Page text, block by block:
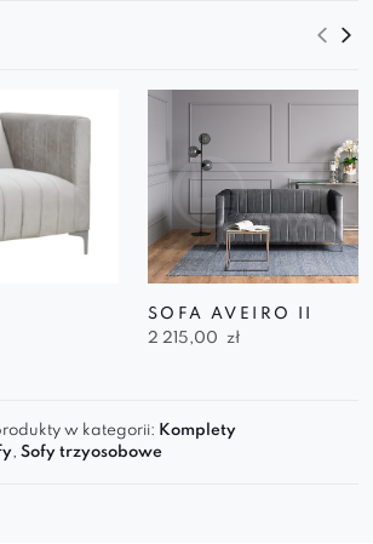
SOFA AVEIRO II
2 215,00
zł
w kategorii: Komplety
, Sofy trzyosobowe